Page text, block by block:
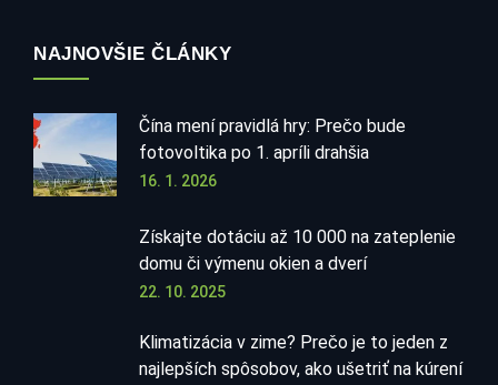
NAJNOVŠIE ČLÁNKY
Čína mení pravidlá hry: Prečo bude
fotovoltika po 1. apríli drahšia
16. 1. 2026
Získajte dotáciu až 10 000 na zateplenie
domu či výmenu okien a dverí
22. 10. 2025
Klimatizácia v zime? Prečo je to jeden z
najlepších spôsobov, ako ušetriť na kúrení